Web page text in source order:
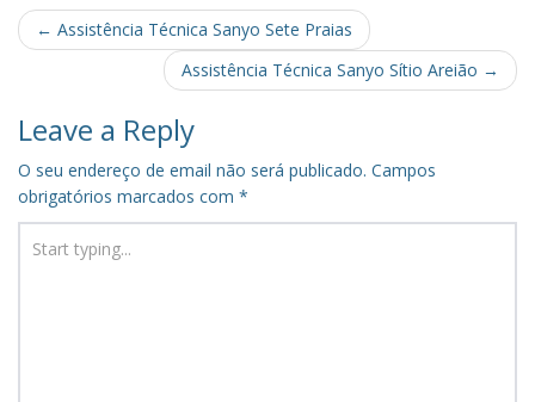
Post
navigation
← Assistência Técnica Sanyo Sete Praias
Assistência Técnica Sanyo Sítio Areião →
Leave a Reply
O seu endereço de email não será publicado. Campos
obrigatórios marcados com *